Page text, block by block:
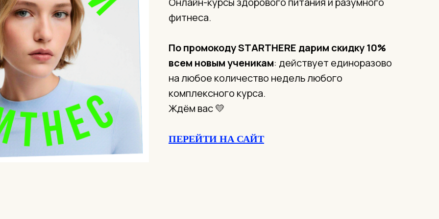
фитнеса.
По промокоду STARTHERE дарим скидку 10%
всем новым ученикам: действует единоразово
на любое количество недель любого
комплексного курса.
Ждём вас 💛
ПЕРЕЙТИ НА САЙТ